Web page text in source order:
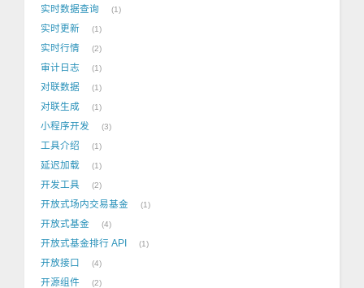
实时数据查询 1
实时更新 1
实时行情 2
审计日志 1
对联数据 1
对联生成 1
小程序开发 3
工具介绍 1
延迟加载 1
开发工具 2
开放式场内交易基金 1
开放式基金 4
开放式基金排行 API 1
开放接口 4
开源组件 2